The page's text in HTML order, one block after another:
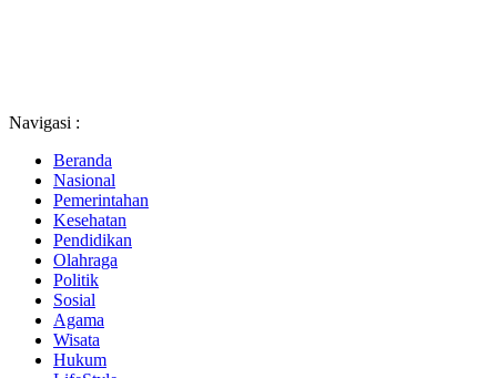
Navigasi :
Beranda
Nasional
Pemerintahan
Kesehatan
Pendidikan
Olahraga
Politik
Sosial
Agama
Wisata
Hukum